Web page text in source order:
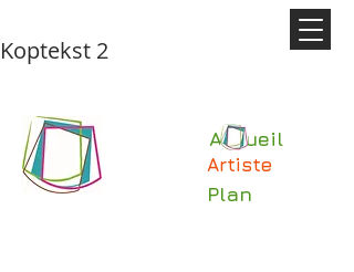
Koptekst 2
Accueil
Artiste
Plan